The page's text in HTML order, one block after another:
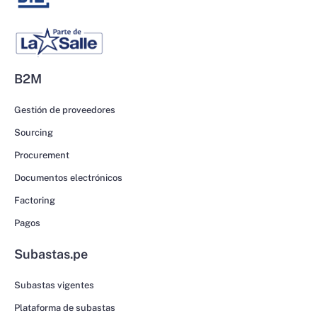
B2M
Gestión de proveedores
Sourcing
Procurement
Documentos electrónicos
Factoring
Pagos
Subastas.pe
Subastas vigentes
Plataforma de subastas